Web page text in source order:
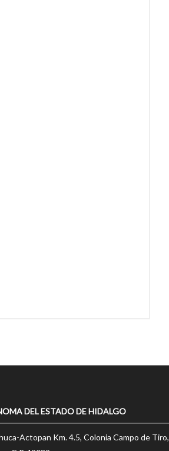
DEL ESTADO DE HIDALGO
Actopan Km. 4.5, Colonia Campo de Tiro,